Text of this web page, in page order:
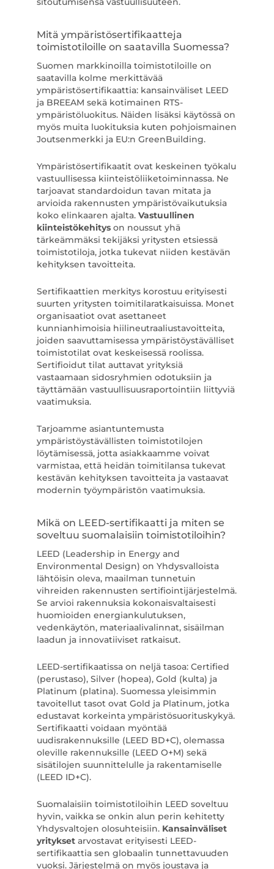
Mitä ympäristösertifikaatteja
toimistotiloille on saatavilla Suomessa?
Suomen markkinoilla toimistotiloille on
saatavilla kolme merkittävää
ympäristösertifikaattia: kansainväliset LEED
ja BREEAM sekä kotimainen RTS-
ympäristöluokitus. Näiden lisäksi käytössä on
myös muita luokituksia kuten pohjoismainen
Joutsenmerkki ja EU:n GreenBuilding.
Ympäristösertifikaatit ovat keskeinen työkalu
vastuullisessa kiinteistöliiketoiminnassa. Ne
tarjoavat standardoidun tavan mitata ja
arvioida rakennusten ympäristövaikutuksia
koko elinkaaren ajalta. Vastuullinen
kiinteistökehityson noussut yhä
tärkeämmäksi tekijäksi yritysten etsiessä
toimistotiloja, jotka tukevat niiden kestävän
kehityksen tavoitteita.
Sertifikaattien merkitys korostuu erityisesti
suurten yritysten toimitilaratkaisuissa. Monet
organisaatiot ovat asettaneet
kunnianhimoisia hiilineutraaliustavoitteita,
joiden saavuttamisessa ympäristöystävälliset
toimistotilat ovat keskeisessä roolissa.
Sertifioidut tilat auttavat yrityksiä
vastaamaan sidosryhmien odotuksiin ja
täyttämään vastuullisuusraportointiin liittyviä
vaatimuksia.
Tarjoamme asiantuntemusta
ympäristöystävällisten toimistotilojen
löytämisessä, jotta asiakkaamme voivat
varmistaa, että heidän toimitilansa tukevat
kestävän kehityksen tavoitteita ja vastaavat
modernin työympäristön vaatimuksia.
Mikä on LEED-sertifikaatti ja miten se
soveltuu suomalaisiin toimistotiloihin?
LEED (Leadership in Energy and
Environmental Design) on Yhdysvalloista
lähtöisin oleva, maailman tunnetuin
vihreiden rakennusten sertifiointijärjestelmä.
Se arvioi rakennuksia kokonaisvaltaisesti
huomioiden energiankulutuksen,
vedenkäytön, materiaalivalinnat, sisäilman
laadun ja innovatiiviset ratkaisut.
LEED-sertifikaatissa on neljä tasoa: Certified
(perustaso), Silver (hopea), Gold (kulta) ja
Platinum (platina). Suomessa yleisimmin
tavoitellut tasot ovat Gold ja Platinum, jotka
edustavat korkeinta ympäristösuorituskykyä.
Sertifikaatti voidaan myöntää
uudisrakennuksille (LEED BD+C), olemassa
oleville rakennuksille (LEED O+M) sekä
sisätilojen suunnittelulle ja rakentamiselle
(LEED ID+C).
Suomalaisiin toimistotiloihin LEED soveltuu
hyvin, vaikka se onkin alun perin kehitetty
Yhdysvaltojen olosuhteisiin. Kansainväliset
yrityksetarvostavat erityisesti LEED-
sertifikaattia sen globaalin tunnettavuuden
vuoksi. Järjestelmä on myös joustava ja